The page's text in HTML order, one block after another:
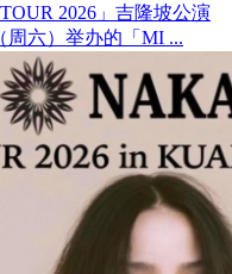
2026」吉隆坡公演
周六）举办的「MI ...